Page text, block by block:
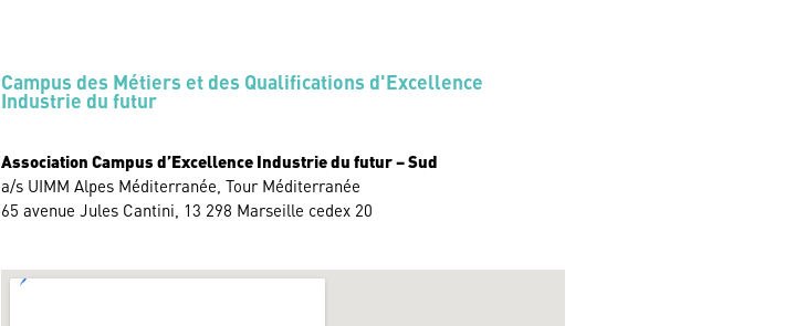
Campus des Métiers et des Qualifications d'Excellence
Industrie du futur
Association Campus d’Excellence Industrie du futur – Sud
a/s UIMM Alpes Méditerranée, Tour Méditerranée
65 avenue Jules Cantini, 13 298 Marseille cedex 20